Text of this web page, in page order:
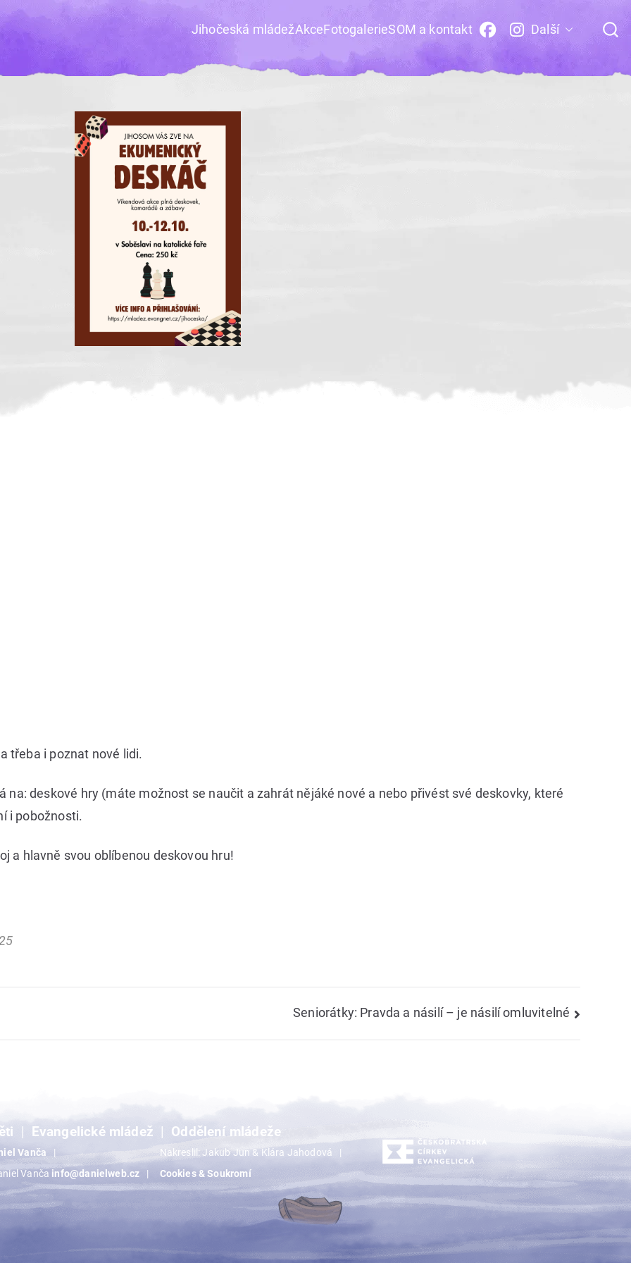
Jihočeská mládežAkceFotogalerieSOM a kontakt Další
třeba i poznat nové lidi.
deskové hry (máte možnost se naučit a zahrát nějáké nové a nebo přivést své deskovky, které
i pobožnosti.
a hlavně svou oblíbenou deskovou hru!
Seniorátky: Pravda a násilí – je násilí omluvitelné
Evangelické mládež Oddělení mládeže
Vanča
Nakreslil: Jakub Jun & Klára Jahodová
Vanča info@danielweb.cz Cookies & Soukromí